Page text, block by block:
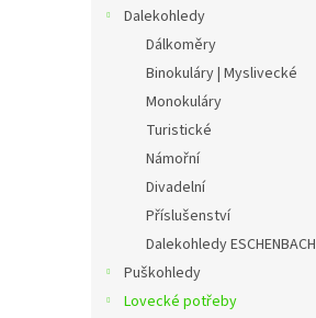
Dalekohledy
Dálkoměry
Binokuláry | Myslivecké
Monokuláry
Turistické
Námořní
Divadelní
Příslušenství
Dalekohledy ESCHENBACH
Puškohledy
Lovecké potřeby